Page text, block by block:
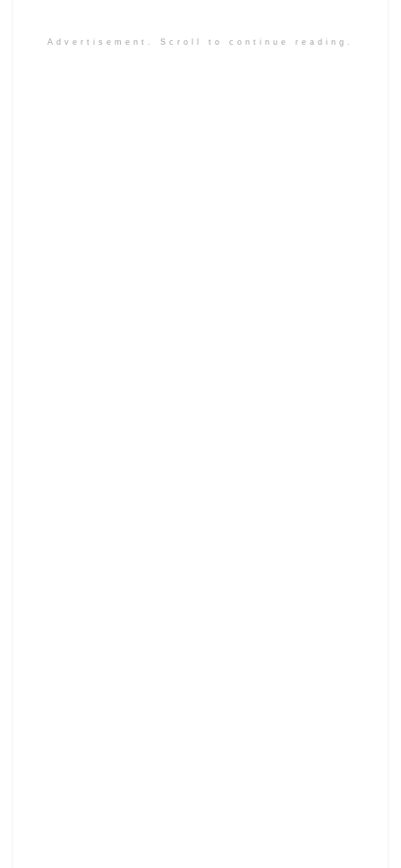
Advertisement. Scroll to continue reading.